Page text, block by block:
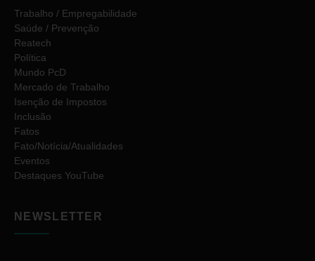
Trabalho / Empregabilidade
Saúde / Prevenção
Reatech
Política
Mundo PcD
Mercado de Trabalho
Isenção de Impostos
Inclusão
Fatos
Fato/Notícia/Atualidades
Eventos
Destaques YouTube
NEWSLETTER